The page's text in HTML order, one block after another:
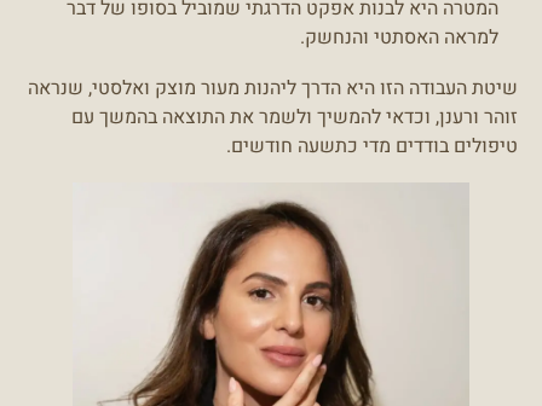
המטרה היא לבנות אפקט הדרגתי שמוביל בסופו של דבר
למראה האסתטי והנחשק.
שיטת העבודה הזו היא הדרך ליהנות מעור מוצק ואלסטי, שנראה
זוהר ורענן, וכדאי להמשיך ולשמר את התוצאה בהמשך עם
טיפולים בודדים מדי כתשעה חודשים.